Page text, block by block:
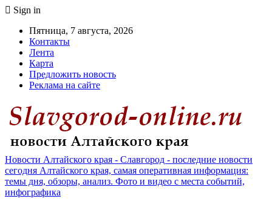
Sign in
Пятница, 7 августа, 2026
Контакты
Лента
Карта
Предложить новость
Реклама на сайте
Новости Алтайского края - Славгород - последние новости
сегодня Алтайского края, самая оперативная информация:
темы дня, обзоры, анализ. Фото и видео с места событий,
инфографика